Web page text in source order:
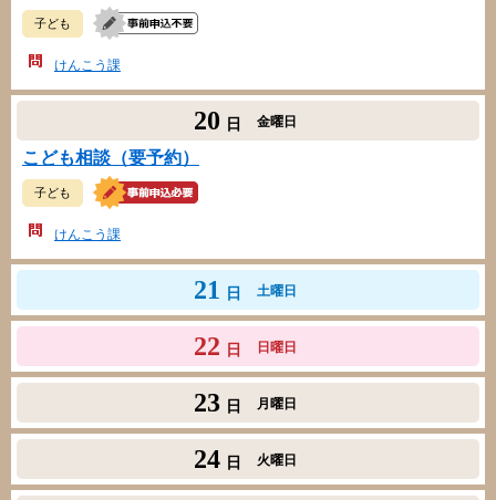
子ども
けんこう課
20 日 金曜日
こども相談（要予約）
子ども
けんこう課
21 日 土曜日
22 日 日曜日
23 日 月曜日
24 日 火曜日